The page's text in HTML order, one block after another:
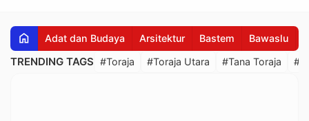
home Adat dan Budaya Arsitektur Bastem Bawaslu
TRENDING TAGS #Toraja #Toraja Utara #Tana Toraja